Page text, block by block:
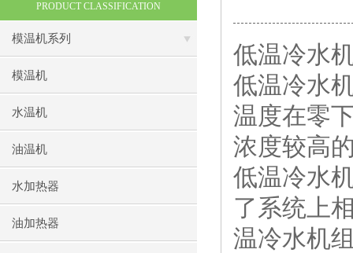
PRODUCT CLASSIFICATION
模温机系列
模温机
水温机
油温机
水加热器
油加热器
低温冷水
低温冷水
温度在零
浓度较高
低温冷水
了系统上
温冷水机